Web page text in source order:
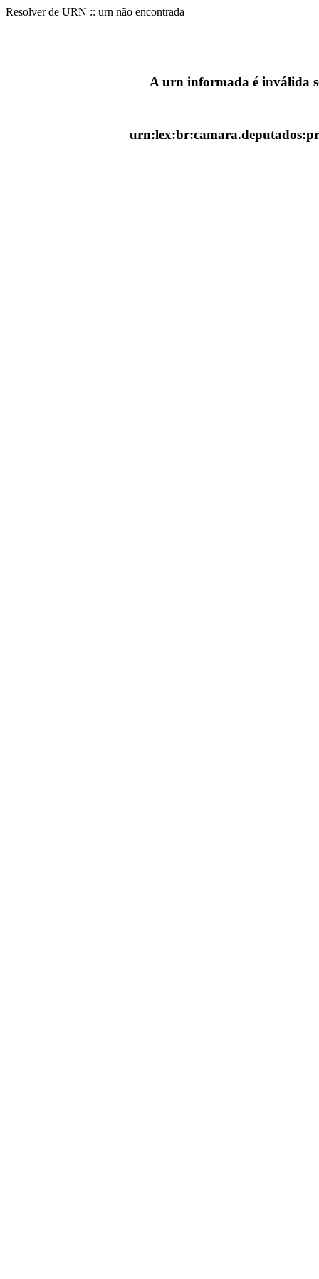
Resolver de URN :: urn não encontrada
A urn informada é inválida